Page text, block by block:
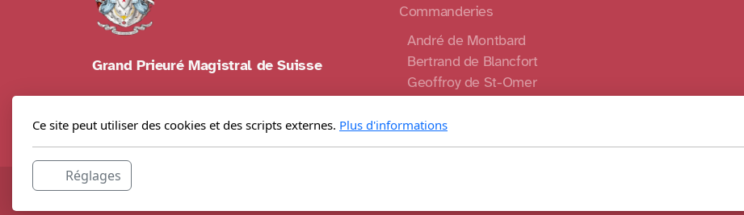
Grand Prieuré Magistral de Suisse
Commanderies
André de Montbard
Bertrand de Blancfort
Geoffroy de St-Omer
Contact
Copyright 2026, GPMS, tous droits réservés
Ce site peut utiliser des cookies et des scripts externes. Plus d'informations
Réglages